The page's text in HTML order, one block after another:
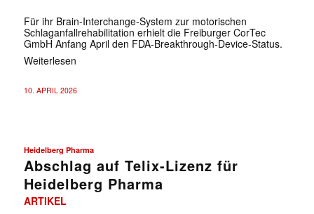
Für ihr Brain-Interchange-System zur motorischen
Schlaganfallrehabilitation erhielt die Freiburger CorTec
GmbH Anfang April den FDA-Breakthrough-Device-Status.
Weiterlesen
10. APRIL 2026
Heidelberg Pharma
Abschlag auf Telix-Lizenz für
Heidelberg Pharma
ARTIKEL